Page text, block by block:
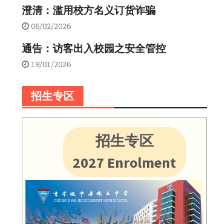
澄清：滥用校方名义订货诈骗
06/02/2026
通告：访客出入校园之安全管控
19/01/2026
招生专区
招生专区
2027 Enrolment